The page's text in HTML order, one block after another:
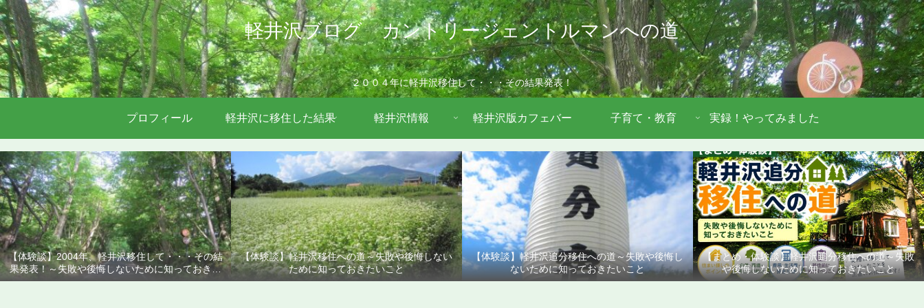
軽井沢ブログ カントリージェントルマンへの道
２００４年に軽井沢移住して・・・その結果発表！
プロフィール 軽井沢に移住した結果 軽井沢情報 軽井沢版カフェバー 子育て・教育 実録！やってみました
【体験談】2004年、軽井沢移住して・・・その結
果発表！～失敗や後悔しないために知っておきた
いこと
【体験談】軽井沢移住への道～失敗や後悔しない
ために知っておきたいこと
【体験談】軽井沢追分移住への道～失敗や後悔し
ないために知っておきたいこと
【まとめ・体験談】軽井沢追分移住への道～失敗
や後悔しないために知っておきたいこと